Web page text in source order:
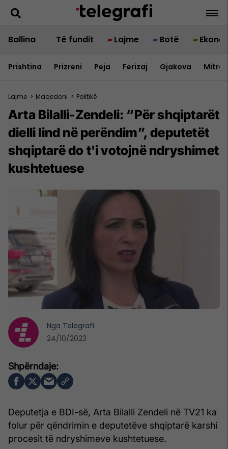
Ballina Të fundit Lajme Botë
Prishtina Prizreni Peja Ferizaj Gjakova
Lajme > Maqedoni > Politikë
Arta Bilalli-Zendeli: “Për shqiptarët
dielli lind në perëndim”, deputetët
shqiptarë do t'i votojnë ndryshimet
kushtetuese
Deputetja e BDI-së, Arta Bilalli Zendeli në TV21 ka
folur për qëndrimin e deputetëve shqiptarë karshi
procesit të ndryshimeve kushtetuese.
Nga Telegrafi
24/10/2023